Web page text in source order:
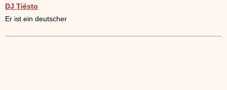
DJ Tiësto
Er ist ein deutscher